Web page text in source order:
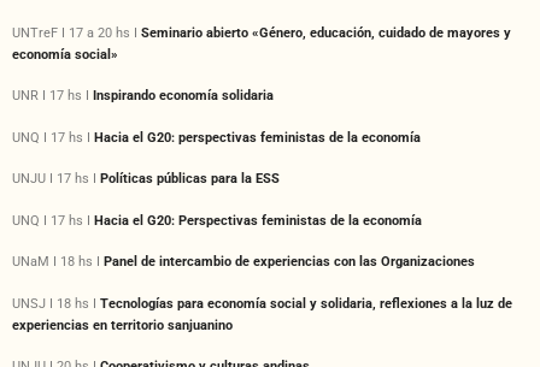
UNTreF I 17 a 20 hs I Seminario abierto «Género, educación, cuidado de mayores y
economía social»
UNR I 17 hs I Inspirando economía solidaria
UNQ I 17 hs I Hacia el G20: perspectivas feministas de la economía
UNJU I 17 hs I Políticas públicas para la ESS
UNQ I 17 hs I Hacia el G20: Perspectivas feministas de la economía
UNaM I 18 hs I Panel de intercambio de experiencias con las Organizaciones
UNSJ I 18 hs I Tecnologías para economía social y solidaria, reflexiones a la luz de
experiencias en territorio sanjuanino